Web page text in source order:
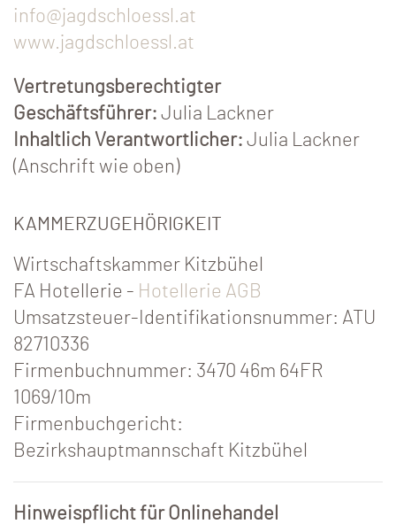
info@jagdschloessl.at
www.jagdschloessl.at
Vertretungsberechtigter
Geschäftsführer: Julia Lackner
Inhaltlich Verantwortlicher: Julia Lackner
(Anschrift wie oben)
KAMMERZUGEHÖRIGKEIT
Wirtschaftskammer Kitzbühel
FA Hotellerie - Hotellerie AGB
Umsatzsteuer-Identifikationsnummer: ATU
82710336
Firmenbuchnummer: 3470 46m 64FR
1069/10m
Firmenbuchgericht:
Bezirkshauptmannschaft Kitzbühel
Hinweispflicht für Onlinehandel